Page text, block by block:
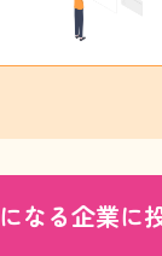
なる企業に